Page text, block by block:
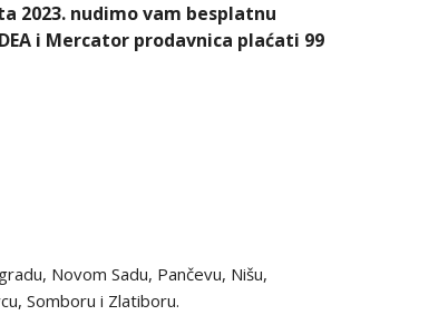
2023. nudimo vam besplatnu
i Mercator prodavnica plaćati 99
Novom Sadu, Pančevu, Nišu,
Somboru i Zlatiboru.